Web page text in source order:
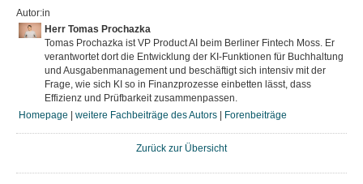
Autor:in
Herr Tomas Prochazka
Tomas Prochazka ist VP Product AI beim Berliner Fintech Moss. Er
verantwortet dort die Entwicklung der KI-Funktionen für Buchhaltung
und Ausgabenmanagement und beschäftigt sich intensiv mit der
Frage, wie sich KI so in Finanzprozesse einbetten lässt, dass
Effizienz und Prüfbarkeit zusammenpassen.
Homepage
weitere Fachbeiträge des Autors Forenbeiträge
Zurück zur Übersicht